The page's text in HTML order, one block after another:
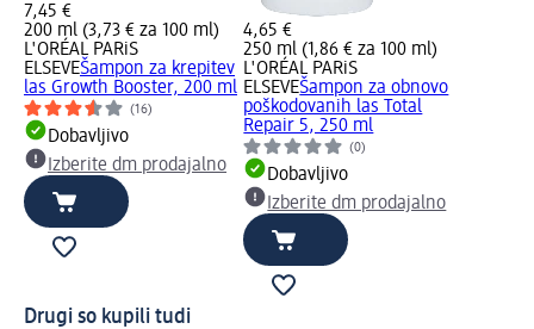
7,45 €
200 ml (3,73 € za 100 ml)
L'ORÉAL PARiS
ELSEVEŠampon za krepitev
las Growth Booster, 200 ml
(16)
Dobavljivo
Izberite dm prodajalno
4,65 €
250 ml (1,86 € za 100 ml)
L'ORÉAL PARiS
ELSEVEŠampon za obnovo
poškodovanih las Total
Repair 5, 250 ml
(0)
Dobavljivo
Izberite dm prodajalno
Drugi so kupili tudi